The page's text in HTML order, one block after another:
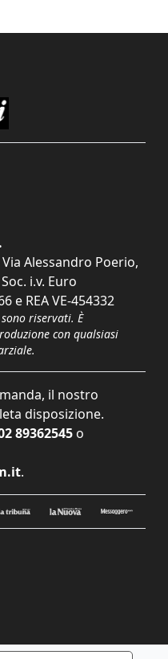
Alessandro Poerio,
i.v. Euro
e REA VE-454332
riservati. È
con qualsiasi
il nostro
disposizione.
89362545 o
.